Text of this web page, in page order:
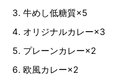
牛めし低糖質×5
オリジナルカレー×3
プレーンカレー×2
欧風カレー×2